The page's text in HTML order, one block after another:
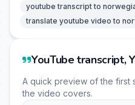
youtube transcript to
translate youtube video to
YouTube transcript,
A quick preview of the first
the video covers.